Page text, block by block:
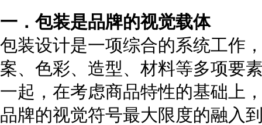
一．包装是品牌的视觉载体
包装设计是一项综合的系统工作
案、色彩、造型、材料等多项要
一起，在考虑商品特性的基础上
品牌的视觉符号最大限度的融入